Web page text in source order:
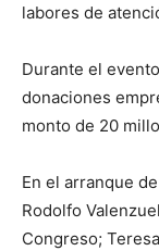
labores de
Durante el
donaciones
monto de 20
En el arranque
Rodolfo
Congreso;